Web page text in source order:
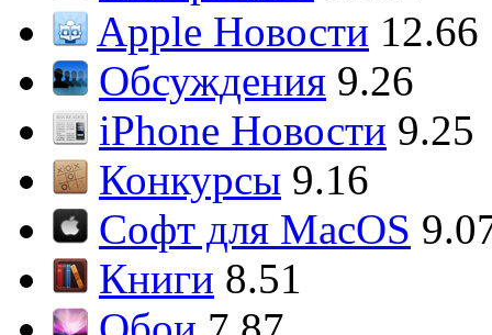
Apple Новости 12.66
Обсуждения 9.26
iPhone Новости 9.25
Конкурсы 9.16
Софт для MacOS
Книги 8.51